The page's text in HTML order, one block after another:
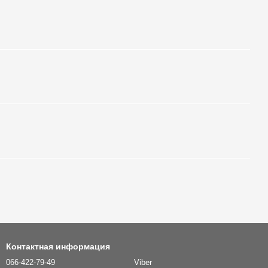
Контактная информация
066-422-79-49 Viber